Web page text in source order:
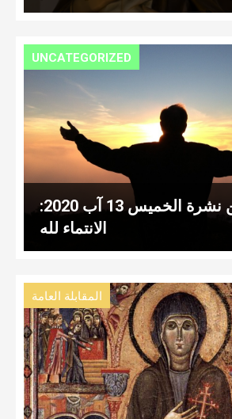
UNCATEGORIZED
عناوين نشرة الخميس 13 آب 2020:
الانتماء لله
المقابلة العامة